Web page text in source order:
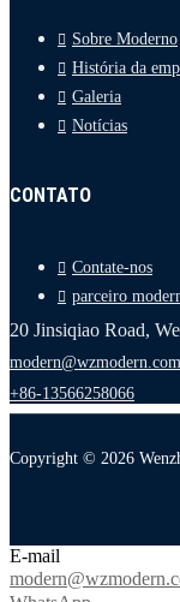
Sobre Moderno
História da
Galeria
Notícias
CONTATO
Contate-nos
parceiro
20 Jinsiqiao Road,
modern@wzmodern.com
+86-13566258066
Copyright © 2026
E-mail